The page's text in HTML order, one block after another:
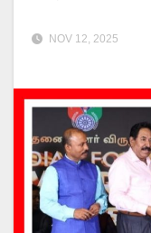
NOV 12, 2025